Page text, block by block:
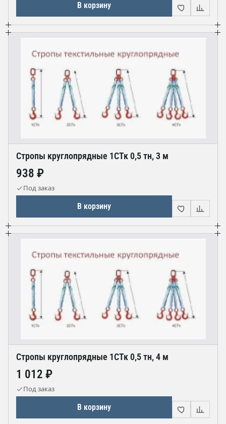
В корзину
Стропы круглопрядные 1СТк 0,5 тн, 3 м
938 ₽
Под заказ
В корзину
Стропы круглопрядные 1СТк 0,5 тн, 4 м
1 012 ₽
Под заказ
В корзину